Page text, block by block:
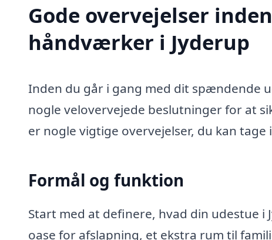
Gode overvejelser
håndværker i Jyderup
Inden du går i gang med dit spændende
nogle velovervejede beslutninger for at
er nogle vigtige overvejelser, du kan
Formål og funktion
Start med at definere, hvad din udestue i
oase for afslapning, et ekstra rum til